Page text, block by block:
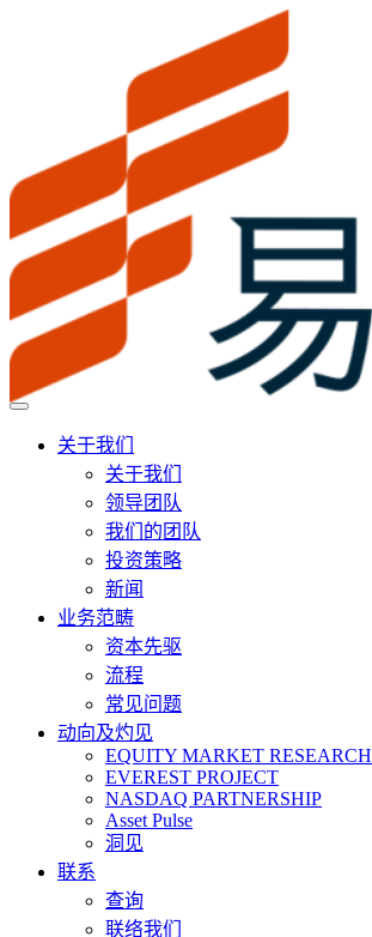
关于我们
关于我们
领导团队
我们的团队
投资策略
新闻
业务范畴
资本先驱
流程
常见问题
动向及灼见
EQUITY MARKET RESEARCH
EVEREST PROJECT
NASDAQ PARTNERSHIP
Asset Pulse
洞见
联系
查询
联络我们